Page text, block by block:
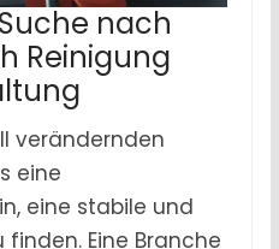
nach
Reinigung
verändernden
eine
eine stabile und
Eine Branche